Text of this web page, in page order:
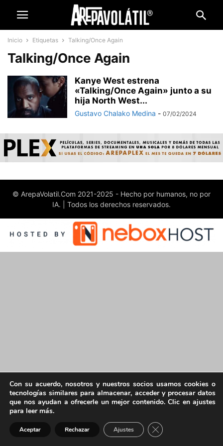
Inicio Etiquetas Talking/Once Again
Talking/Once Again
Kanye West estrena
«Talking/Once Again» junto a su
hija North West...
Gustavo Chalako Medina - 07/02/2024
© ArepaVolatil.Com 2021-2025 - Hecho por humanos, no por
IA. | Todos los derechos reservados.
Con su acuerdo, nosotros y nuestros socios usamos cookies o
tecnologías similares para almacenar, acceder y procesar datos
que nos ayudan a ofrecerle un mejor contenido. Clic en ajustes
para leer más.
Aceptar Rechazar Ajustes Cerrar el banner de